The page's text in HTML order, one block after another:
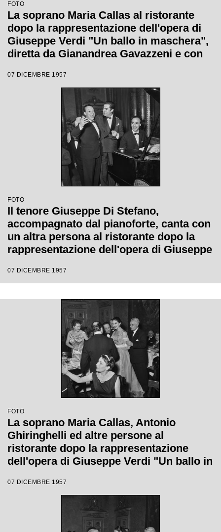
FOTO
La soprano Maria Callas al ristorante
dopo la rappresentazione dell'opera di
Giuseppe Verdi "Un ballo in maschera",
diretta da Gianandrea Gavazzeni e con
quale è stata inaugurata la stagione
lirica 1957-1958 del Teatro alla Scala
07 DICEMBRE 1957
FOTO
Il tenore Giuseppe Di Stefano,
accompagnato dal pianoforte, canta con
un altra persona al ristorante dopo la
rappresentazione dell'opera di Giuseppe
Gianandrea Gavazzeni e con la regia di
stata inaugurata la stagione lirica 1957-
1958 del Teatro alla Scala
07 DICEMBRE 1957
FOTO
La soprano Maria Callas, Antonio
Ghiringhelli ed altre persone al
ristorante dopo la rappresentazione
dell'opera di Giuseppe Verdi "Un ballo in
Gavazzeni e con la regia di Margherita
Wallmann con la quale è stata
inaugurata la stagione lirica 1957-1958
del Teatro alla Scala
07 DICEMBRE 1957